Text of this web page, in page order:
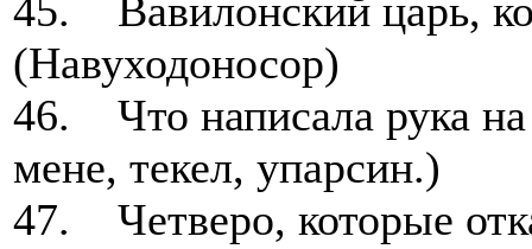
45. Вавилонский царь,
(Навуходоносор)
46. Что написала рука
мене, текел, упарсин.)
47. Четверо, которые